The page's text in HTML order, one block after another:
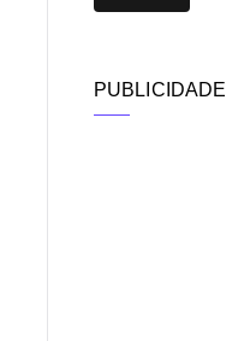
PUBLICIDADE